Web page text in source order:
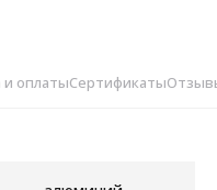
и оплатыСертификаты